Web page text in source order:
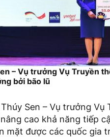
– Vụ trưởng Vụ Truyền
bởi bão lũ
Sen – Vụ trưởng
cao khả năng tiếp
mặt được các quốc gia